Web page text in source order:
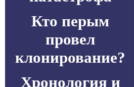
Кто перым
провел
клонирование?
Хронология и